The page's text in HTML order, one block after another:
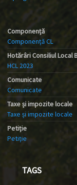
Componență
Componență CL
Hotărâri Consiliul Local
HCL 2023
Comunicate
Comunicate
Taxe și impozite locale
Taxe și impozite locale
Petiție
Petiție
TAGS